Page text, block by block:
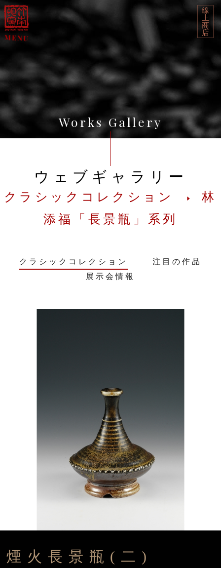
線
上
商
店
Works Gallery
ウェブギャラリー
クラシックコレクション
林
添福「長景瓶」系列
クラシックコレクション
注目の作品
展示会情報
煙火長景瓶(二)